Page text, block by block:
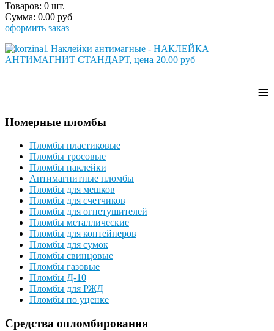
Товаров: 0 шт.
Cумма: 0.00 руб
оформить заказ
≡
Номерные пломбы
Пломбы пластиковые
Пломбы тросовые
Пломбы наклейки
Антимагнитные пломбы
Пломбы для мешков
Пломбы для счетчиков
Пломбы для огнетушителей
Пломбы металлические
Пломбы для контейнеров
Пломбы для сумок
Пломбы свинцовые
Пломбы газовые
Пломбы Д-10
Пломбы для РЖД
Пломбы по уценке
Средства опломбирования